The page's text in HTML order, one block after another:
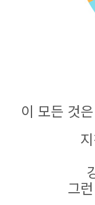
이 모든 것
그